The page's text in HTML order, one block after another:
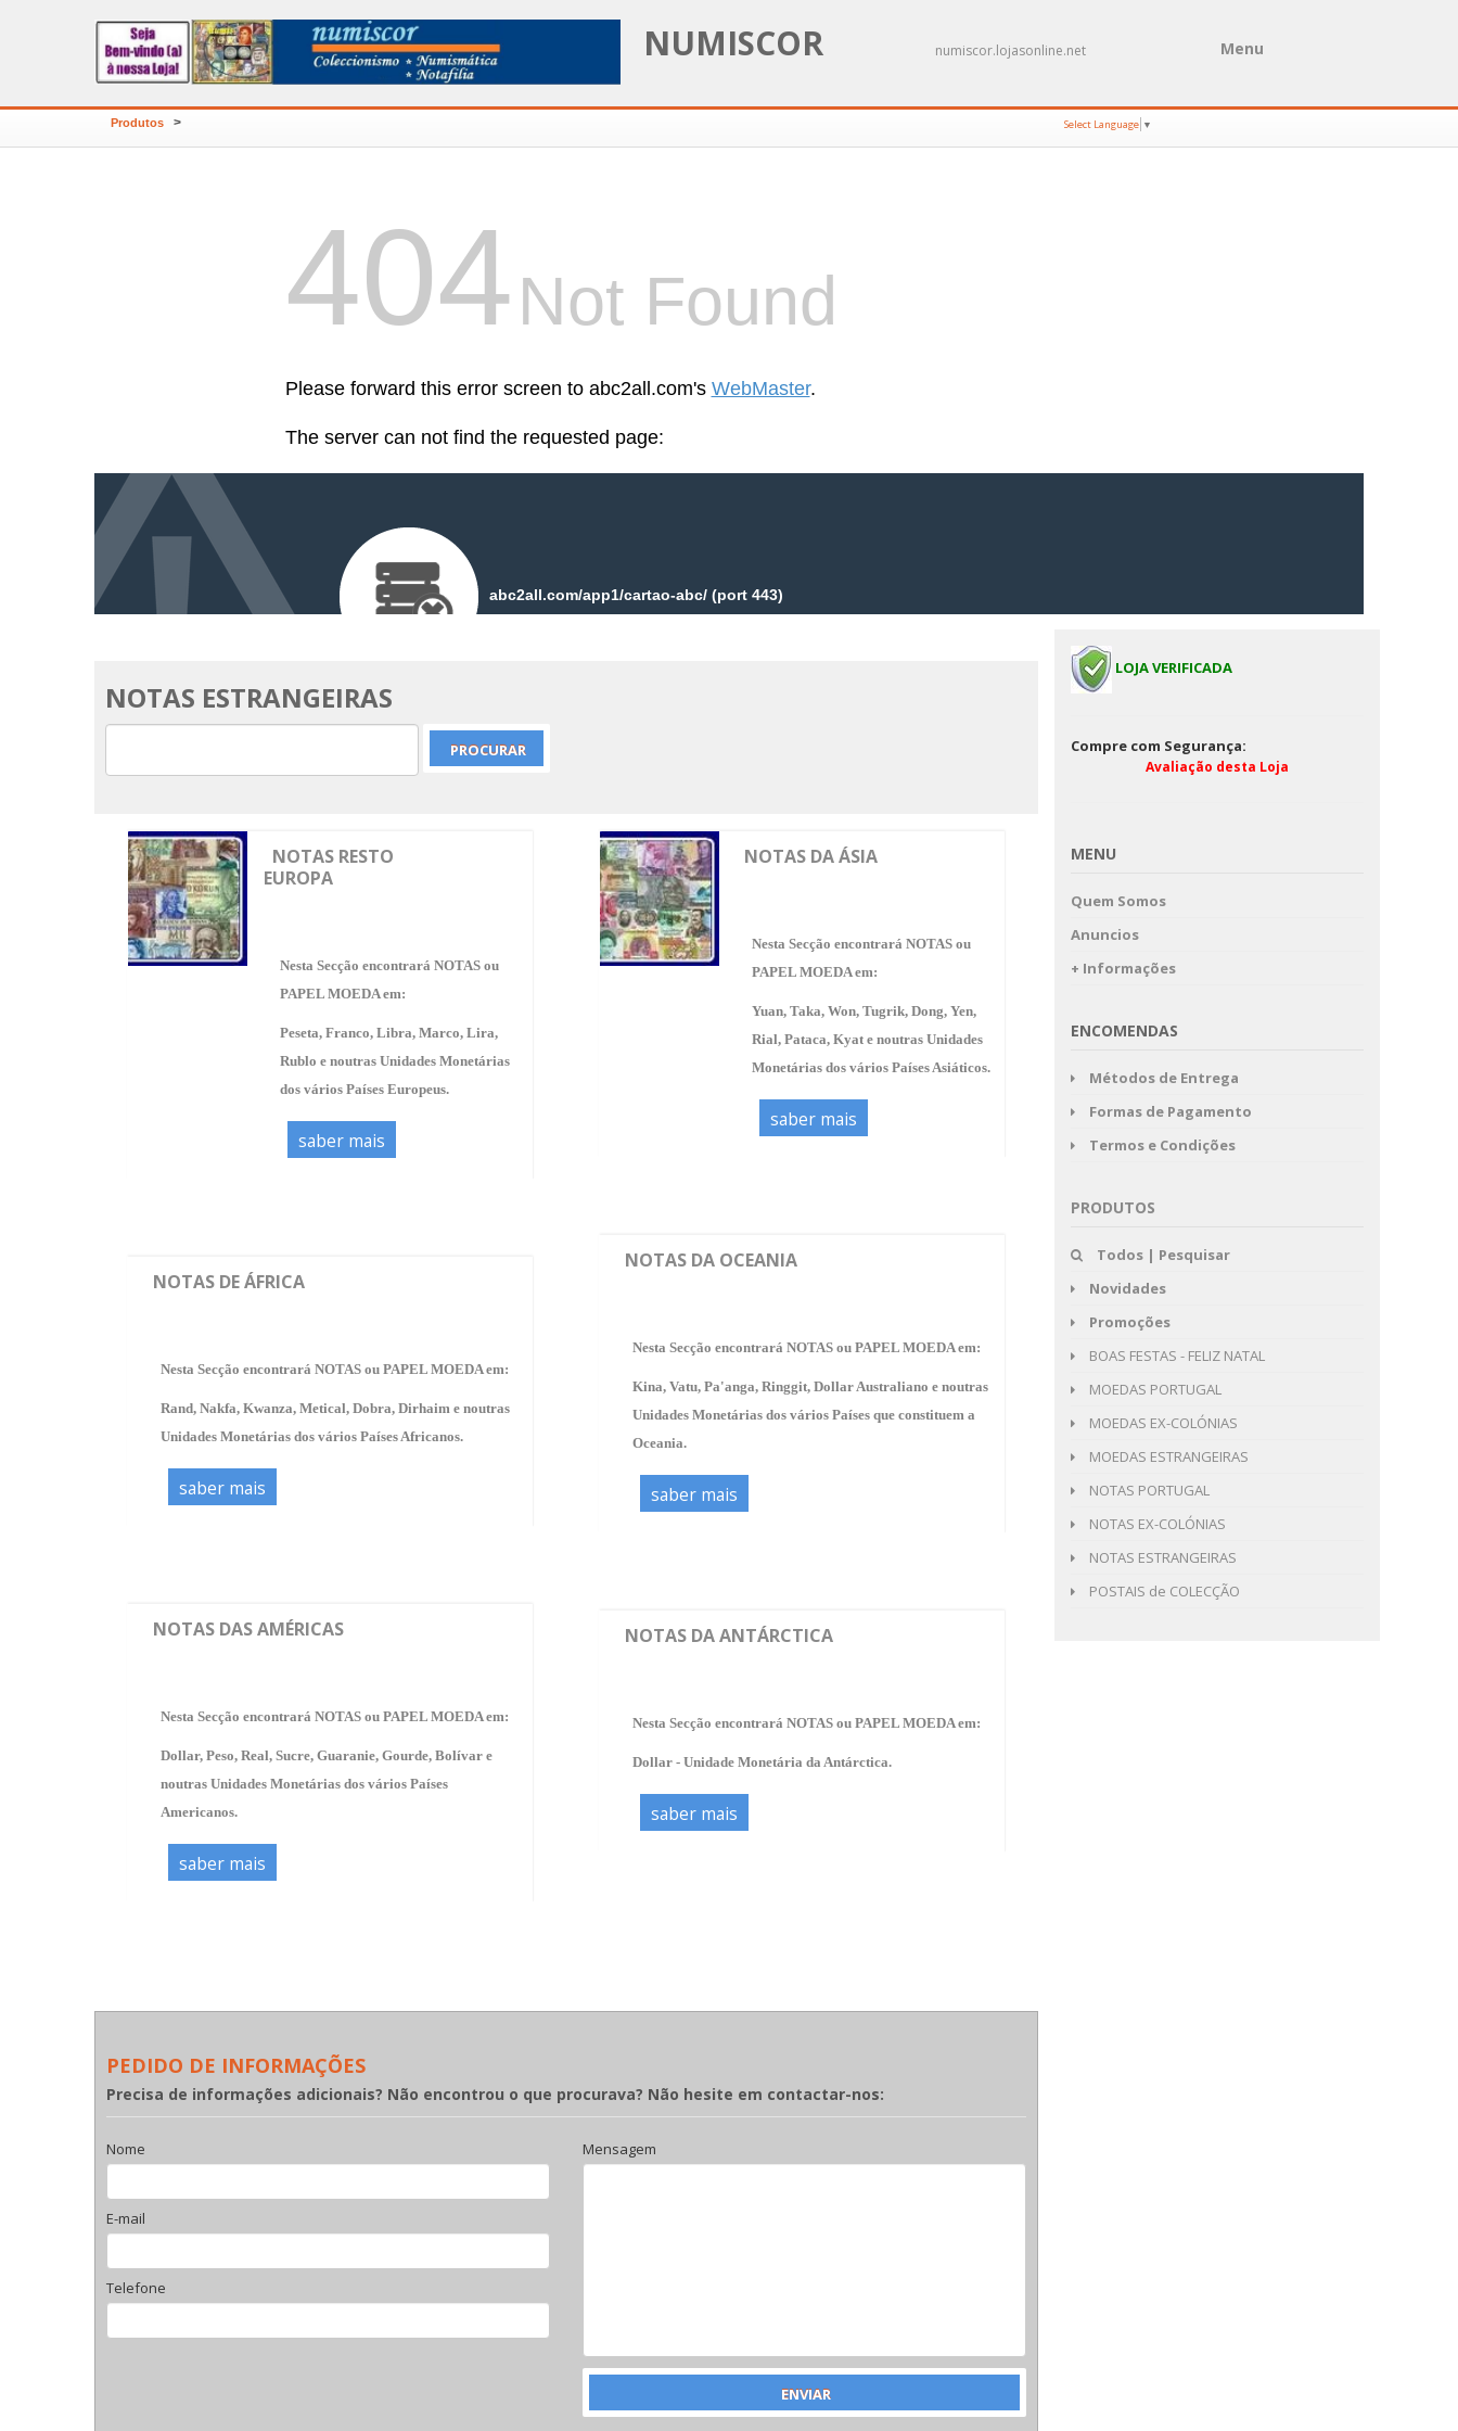
NUMISCOR numiscor.lojasonline.net Menu
Produtos > Select Language ▼
NOTAS ESTRANGEIRAS
NOTAS RESTO
EUROPA
Nesta Secção encontrará NOTAS ou
PAPEL MOEDA em:
Peseta, Franco, Libra, Marco, Lira,
Rublo e noutras Unidades Monetárias
dos vários Países Europeus.
saber mais
NOTAS DE ÁFRICA
Nesta Secção encontrará NOTAS ou PAPEL MOEDA em:
Rand, Nakfa, Kwanza, Metical, Dobra, Dirhaim e noutras
Unidades Monetárias dos vários Países Africanos.
saber mais
NOTAS DAS AMÉRICAS
Nesta Secção encontrará NOTAS ou PAPEL MOEDA em:
Dollar, Peso, Real, Sucre, Guaranie, Gourde, Bolívar e
noutras Unidades Monetárias dos vários Países
Americanos.
saber mais
NOTAS DA ÁSIA
Nesta Secção encontrará NOTAS ou
PAPEL MOEDA em:
Yuan, Taka, Won, Tugrik, Dong, Yen,
Rial, Pataca, Kyat e noutras Unidades
Monetárias dos vários Países Asiáticos.
saber mais
NOTAS DA OCEANIA
Nesta Secção encontrará NOTAS ou PAPEL MOEDA em:
Kina, Vatu, Pa'anga, Ringgit, Dollar Australiano e noutras
Unidades Monetárias dos vários Países que constituem a
Oceania.
saber mais
NOTAS DA ANTÁRCTICA
Nesta Secção encontrará NOTAS ou PAPEL MOEDA em:
Dollar - Unidade Monetária da Antárctica.
saber mais
PEDIDO DE INFORMAÇÕES
Precisa de informações adicionais? Não encontrou o que procurava? Não hesite em contactar-nos:
Nome
E-mail
Telefone
Mensagem
LOJA VERIFICADA
Compre com Segurança:
Avaliação desta Loja
MENU
Quem Somos
Anuncios
+ Informações
ENCOMENDAS
Métodos de Entrega
Formas de Pagamento
Termos e Condições
PRODUTOS
Todos | Pesquisar
Novidades
Promoções
BOAS FESTAS - FELIZ NATAL
MOEDAS PORTUGAL
MOEDAS EX-COLÓNIAS
MOEDAS ESTRANGEIRAS
NOTAS PORTUGAL
NOTAS EX-COLÓNIAS
NOTAS ESTRANGEIRAS
POSTAIS de COLECÇÃO